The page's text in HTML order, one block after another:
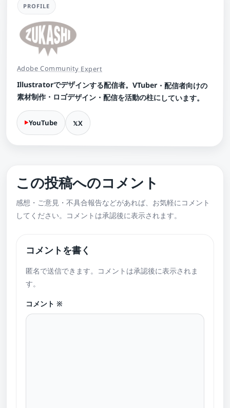
PROFILE
Adobe Community Expert
Illustratorでデザインする配信者。VTuber・配信者向けの
素材制作・ロゴデザイン・配信を活動の柱にしています。
YouTube X
この投稿へのコメント
感想・ご意見・不具合報告などがあれば、お気軽にコメント
してください。コメントは承認後に表示されます。
コメントを書く
匿名で送信できます。コメントは承認後に表示されま
す。
コメント ※